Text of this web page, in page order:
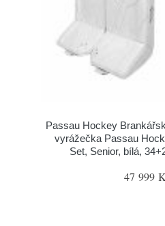
Passau Hockey
vyrážečka Passau
Set, Senior, bílá,
47 999